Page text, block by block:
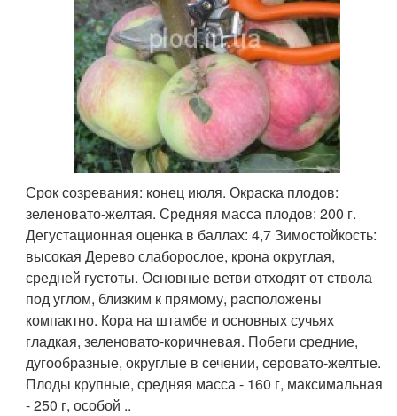
Срок созревания: конец июля. Окраска плодов:
зеленовато-желтая. Средняя масса плодов: 200 г.
Дегустационная оценка в баллах: 4,7 Зимостойкость:
высокая Дерево слаборослое, крона округлая,
средней густоты. Основные ветви отходят от ствола
под углом, близким к прямому, расположены
компактно. Кора на штамбе и основных сучьях
гладкая, зеленовато-коричневая. Побеги средние,
дугообразные, округлые в сечении, серовато-желтые.
Плоды крупные, средняя масса - 160 г, максимальная
- 250 г, особой ..